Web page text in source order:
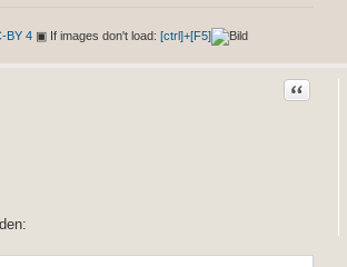
BY 4▣ If images don't load: [ctrl]+[F5]
Zitat